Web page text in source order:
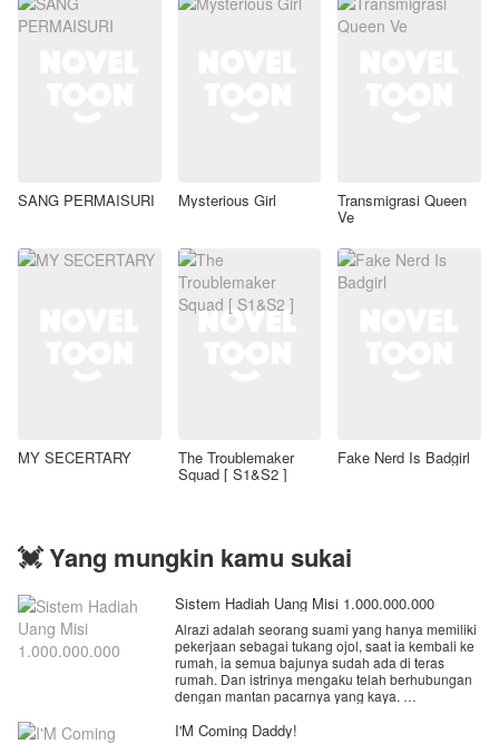
SANG PERMAISURI Mysterious Girl Transmigrasi Queen
Ve
MY SECERTARY The Troublemaker
Squad [ S1&S2 ]
Fake Nerd Is Badgirl
💓 Yang mungkin kamu sukai
Sistem Hadiah Uang Misi 1.000.000.000
Alrazi adalah seorang suami yang hanya memiliki
pekerjaan sebagai tukang ojol, saat ia kembali ke
rumah, ia semua bajunya sudah ada di teras
rumah. Dan istrinya mengaku telah berhubungan
dengan mantan pacarnya yang kaya.
Ia di usir dari rumah, dan motornya di ambil,
I'M Coming Daddy!